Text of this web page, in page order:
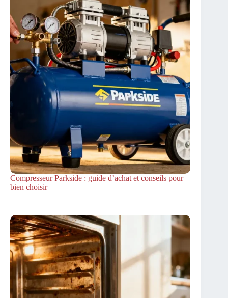
Compresseur Parkside : guide d’achat et conseils pour
bien choisir